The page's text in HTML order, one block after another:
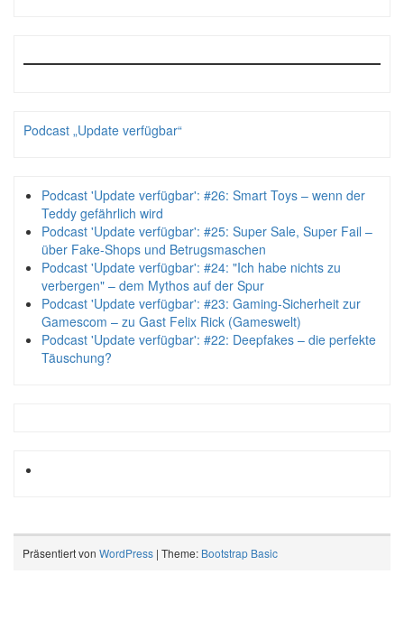
Podcast „Update verfügbar“
Podcast 'Update verfügbar': #26: Smart Toys – wenn der
Teddy gefährlich wird
Podcast 'Update verfügbar': #25: Super Sale, Super Fail –
über Fake-Shops und Betrugsmaschen
Podcast 'Update verfügbar': #24: "Ich habe nichts zu
verbergen" – dem Mythos auf der Spur
Podcast 'Update verfügbar': #23: Gaming-Sicherheit zur
Gamescom – zu Gast Felix Rick (Gameswelt)
Podcast 'Update verfügbar': #22: Deepfakes – die perfekte
Täuschung?
Präsentiert von WordPress | Theme: Bootstrap Basic